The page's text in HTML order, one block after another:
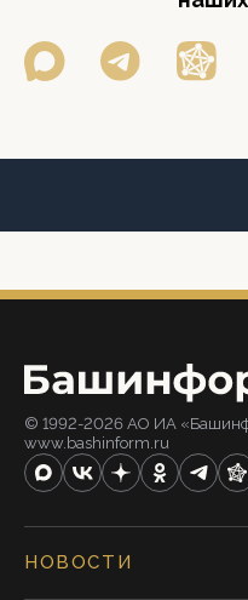
© 1992-2026 АО ИА
www.bashinform.ru
НОВОСТИ